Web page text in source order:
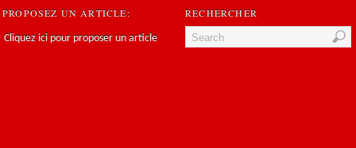
PROPOSEZ UN ARTICLE:
Cliquez ici pour proposer un article
RECHERCHER